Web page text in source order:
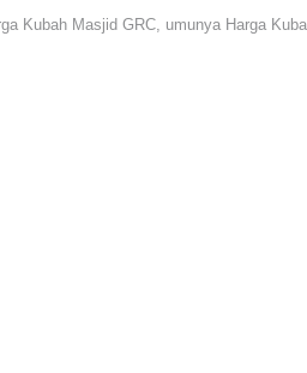
Kubah Masjid GRC, umunya Harga